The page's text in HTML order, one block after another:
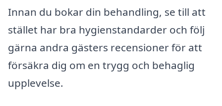
Innan du bokar din behandling, se till att
stället har bra hygienstandarder och följ
gärna andra gästers recensioner för att
försäkra dig om en trygg och behaglig
upplevelse.